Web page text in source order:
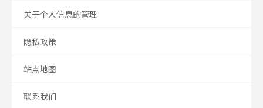
关于个人信息的管理
隐私政策
站点地图
联系我们